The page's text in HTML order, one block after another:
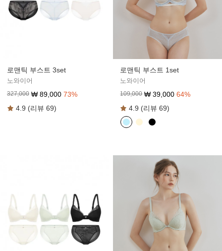
로맨틱 부스트 3set
노와이어
327,000 ₩ 89,000 73%
4.9 (리뷰 69)
로맨틱 부스트 1set
노와이어
109,000 ₩39,000 64%
4.9 (리뷰 69)